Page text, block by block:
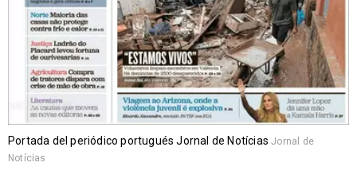
Portada del periódico portugués Jornal de NotíciasJornal de
Notícias